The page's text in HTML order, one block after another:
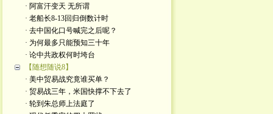
· 阿富汗变天 无所谓
· 老船长8-13回归倒数计时
· 去中国化口号喊完之后呢？
· 为何最多只能预知三十年
· 论中共政权何时垮台
【随想随说8】
· 美中贸易战究竟谁买单？
· 贸易战三年，米国快撑不下去了
· 轮到朱总师上法庭了